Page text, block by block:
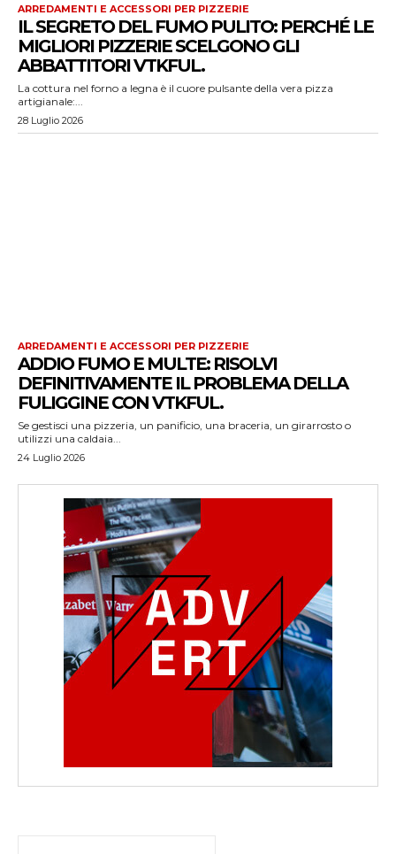
ARREDAMENTI E ACCESSORI PER PIZZERIE
IL SEGRETO DEL FUMO PULITO: PERCHÉ LE
MIGLIORI PIZZERIE SCELGONO GLI
ABBATTITORI VTKFUL.
La cottura nel forno a legna è il cuore pulsante della vera pizza
artigianale:...
28 Luglio 2026
ARREDAMENTI E ACCESSORI PER PIZZERIE
ADDIO FUMO E MULTE: RISOLVI
DEFINITIVAMENTE IL PROBLEMA DELLA
FULIGGINE CON VTKFUL.
Se gestisci una pizzeria, un panificio, una braceria, un girarrosto o
utilizzi una caldaia...
24 Luglio 2026